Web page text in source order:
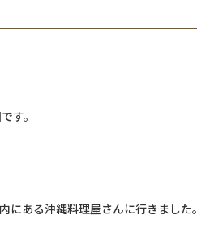
す。
ある沖縄料理屋さんに行きました。